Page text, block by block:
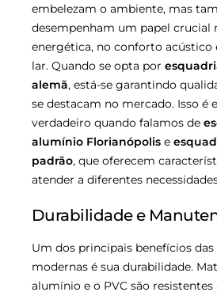
embelezam o ambiente, mas
desempenham um papel crucial
energética, no conforto acústico
lar. Quando se opta por
alemã, está-se garantindo
se destacam no mercado. Isso é
verdadeiro quando falamos de
alumínio Florianópolis e
padrão, que oferecem
atender a diferentes
Durabilidade e
Um dos principais benefícios das
modernas é sua durabilidade.
alumínio e o PVC são